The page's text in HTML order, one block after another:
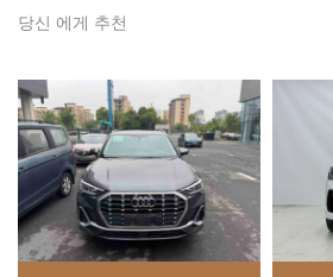
당신 에게 추천